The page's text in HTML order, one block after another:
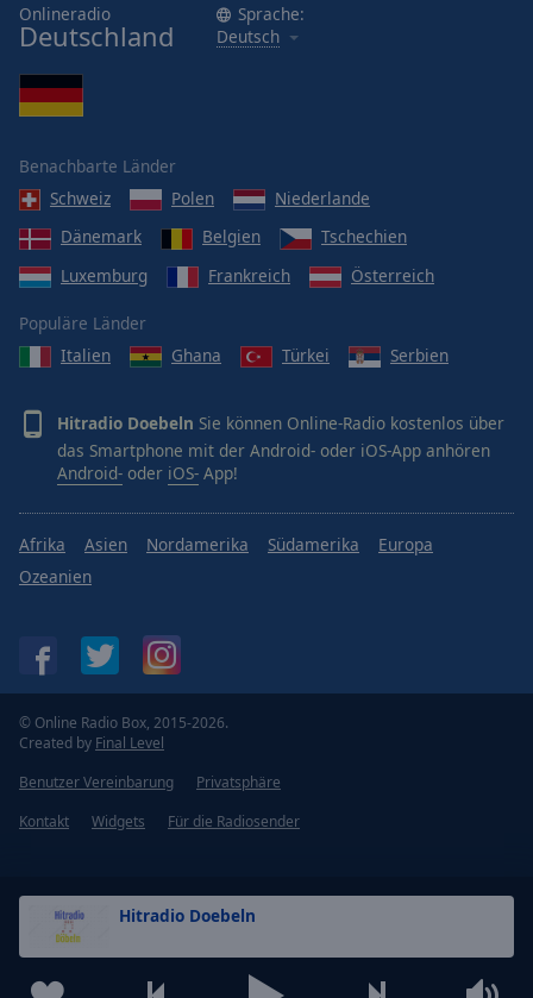
Hitradio Doebeln
Onlineradio
Deutschland
Sprache:
Deutsch
Benachbarte Länder
Schweiz
Polen
Niederlande
Dänemark
Belgien
Tschechien
Luxemburg
Frankreich Österreich
Populäre Länder
Italien
Ghana Türkei Serbien
Hitradio Doebeln Sie können Online-Radio kostenlos über
das Smartphone mit der Android- oder iOS-App anhören
Android- oder iOS- App!
Afrika Asien Nordamerika Südamerika
Europa
Ozeanien
© Online Radio Box, 2015-2026.
Created by Final Level
Benutzer Vereinbarung
Privatsphäre
Kontakt
Widgets Für die Radiosender